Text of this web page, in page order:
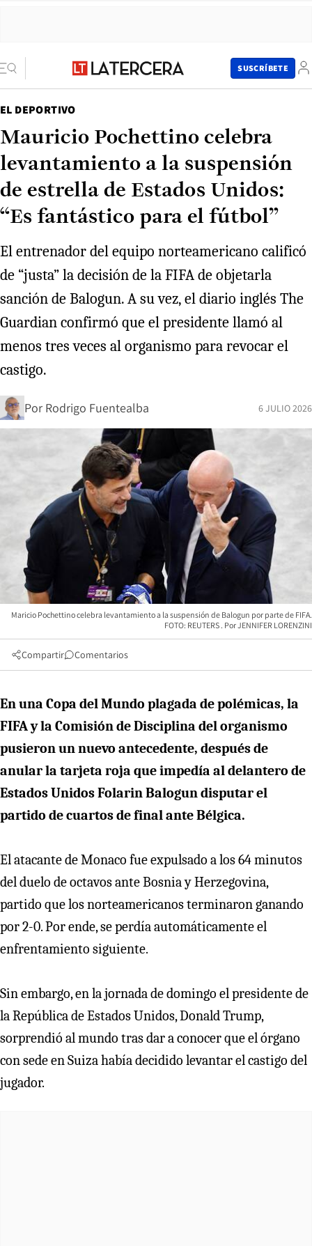
SUSCRÍBETE
EL DEPORTIVO
Mauricio Pochettino celebra
levantamiento a la suspensión
de estrella de Estados Unidos:
“Es fantástico para el fútbol”
El entrenador del equipo norteamericano calificó
de “justa” la decisión de la FIFA de objetarla
sanción de Balogun. A su vez, el diario inglés The
Guardian confirmó que el presidente llamó al
menos tres veces al organismo para revocar el
castigo.
Por Rodrigo Fuentealba 6 JULIO 2026
Maricio Pochettino celebra levantamiento a la suspensión de Balogun por parte de FIFA.
FOTO: REUTERS
JENNIFER LORENZINI
Compartir Comentarios
En una Copa del Mundo plagada de polémicas, la
FIFA y la Comisión de Disciplina del organismo
pusieron un nuevo antecedente, después de
anular la tarjeta roja que impedía al delantero de
Estados Unidos Folarin Balogun disputar el
partido de cuartos de final ante Bélgica.
El atacante de Monaco fue expulsado a los 64 minutos
del duelo de octavos ante Bosnia y Herzegovina,
partido que los norteamericanos terminaron ganando
por 2-0. Por ende, se perdía automáticamente el
enfrentamiento siguiente.
Sin embargo, en la jornada de domingo el presidente de
la República de Estados Unidos, Donald Trump,
sorprendió al mundo tras dar a conocer que el órgano
con sede en Suiza había decidido levantar el castigo del
jugador.